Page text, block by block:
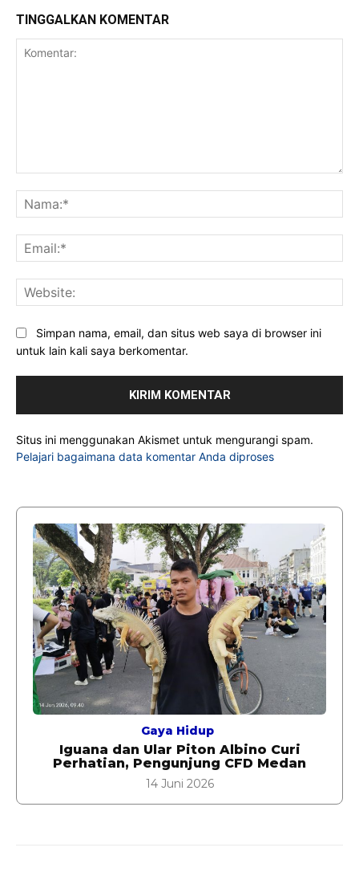
TINGGALKAN KOMENTAR
Simpan nama, email, dan situs web saya di browser ini
untuk lain kali saya berkomentar.
Situs ini menggunakan Akismet untuk mengurangi spam.
Pelajari bagaimana data komentar Anda diproses
Gaya Hidup
Iguana dan Ular Piton Albino Curi
Perhatian, Pengunjung CFD Medan
14 Juni 2026